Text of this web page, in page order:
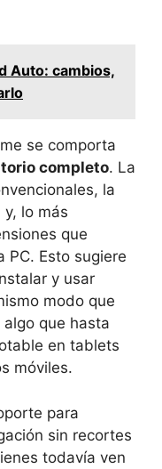
Auto: cambios,
se comporta
completo. La
la
lo más
que
PC. Esto sugiere
y usar
modo que
que hasta
en tablets
móviles.
para
sin recortes
todavía ven